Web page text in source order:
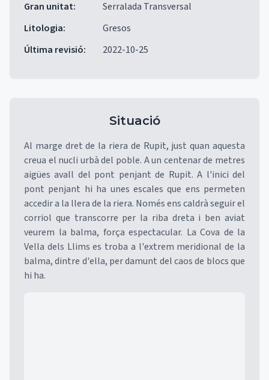
Gran unitat:
Serralada Transversal
Litologia:
Gresos
Última revisió: 2022-10-25
Situació
Al marge dret de la riera de Rupit, just quan aquesta
creua el nucli urbà del poble. A un centenar de metres
aigües avall del pont penjant de Rupit. A l'inici del
pont penjant hi ha unes escales que ens permeten
accedir a la llera de la riera. Només ens caldrà seguir el
corriol que transcorre per la riba dreta i ben aviat
veurem la balma, força espectacular. La Cova de la
Vella dels Llims es troba a l'extrem meridional de la
balma, dintre d'ella, per damunt del caos de blocs que
hi ha.